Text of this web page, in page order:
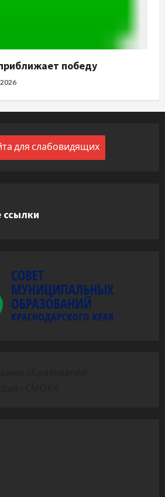
победу
для слабовидящих